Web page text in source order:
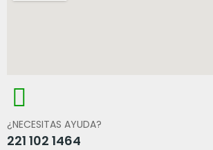
¿NECESITAS AYUDA?
221 102 1464